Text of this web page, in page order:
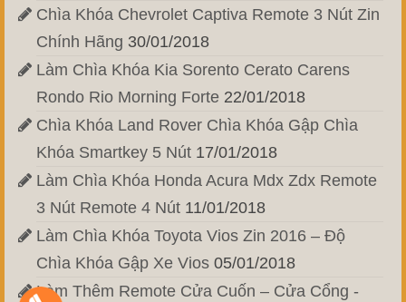
Chìa Khóa Chevrolet Captiva Remote 3 Nút Zin
Chính Hãng 30/01/2018
Làm Chìa Khóa Kia Sorento Cerato Carens
Rondo Rio Morning Forte 22/01/2018
Chìa Khóa Land Rover Chìa Khóa Gập Chìa
Khóa Smartkey 5 Nút 17/01/2018
Làm Chìa Khóa Honda Acura Mdx Zdx Remote
3 Nút Remote 4 Nút 11/01/2018
Làm Chìa Khóa Toyota Vios Zin 2016 – Độ
Chìa Khóa Gập Xe Vios 05/01/2018
Làm Thêm Remote Cửa Cuốn – Cửa Cổng -